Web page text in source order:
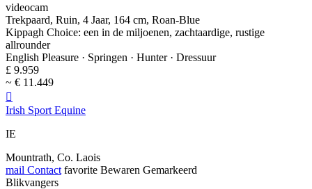
videocam
Trekpaard, Ruin, 4 Jaar, 164 cm, Roan-Blue
Kippagh Choice: een in de miljoenen, zachtaardige, rustige
allrounder
English Pleasure · Springen · Hunter · Dressuur
£ 9.959
~ € 11.449

Irish Sport Equine
IE
Mountrath, Co. Laois
mail Contact favorite Bewaren Gemarkeerd
Blikvangers